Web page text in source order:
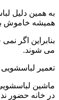
به همین دلیل
همیشه خاموش
بنابراین اگر
می شوند.
تعمیر
ماشین
در خانه حضور